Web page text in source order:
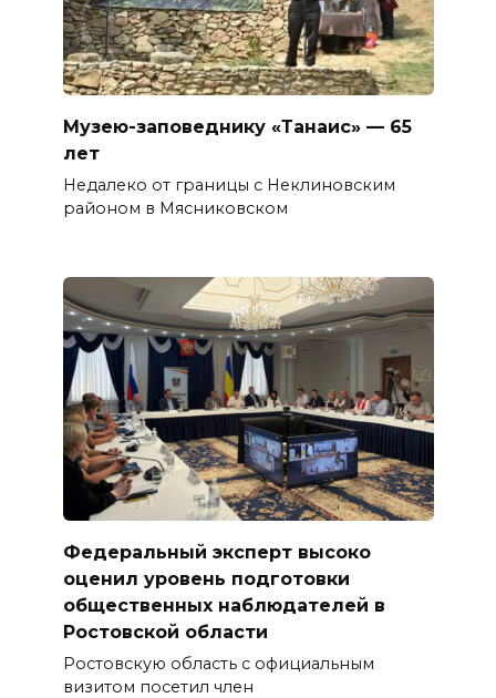
Музею-заповеднику «Танаис» — 65
лет
Недалеко от границы с Неклиновским
районом в Мясниковском
Федеральный эксперт высоко
оценил уровень подготовки
общественных наблюдателей в
Ростовской области
Ростовскую область с официальным
визитом посетил член